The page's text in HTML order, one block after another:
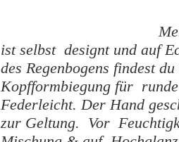
ist selbst designt und auf
des Regenbogens findest
Kopfformbiegung für
Federleicht. Der Hand
zur Geltung. Vor